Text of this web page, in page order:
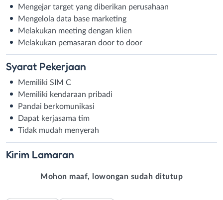
Mengejar target yang diberikan perusahaan
Mengelola data base marketing
Melakukan meeting dengan klien
Melakukan pemasaran door to door
Syarat Pekerjaan
Memiliki SIM C
Memiliki kendaraan pribadi
Pandai berkomunikasi
Dapat kerjasama tim
Tidak mudah menyerah
Kirim Lamaran
Mohon maaf, lowongan sudah ditutup